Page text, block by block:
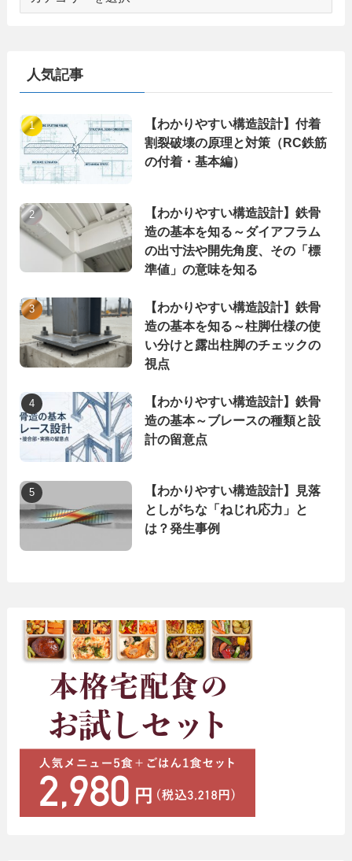
人気記事
【わかりやすい構造設計】付着
割裂破壊の原理と対策（RC鉄筋
の付着・基本編）
【わかりやすい構造設計】鉄骨
造の基本を知る～ダイアフラム
の出寸法や開先角度、その「標
準値」の意味を知る
【わかりやすい構造設計】鉄骨
造の基本を知る～柱脚仕様の使
い分けと露出柱脚のチェックの
視点
【わかりやすい構造設計】鉄骨
造の基本～ブレースの種類と設
計の留意点
【わかりやすい構造設計】見落
としがちな「ねじれ応力」と
は？発生事例